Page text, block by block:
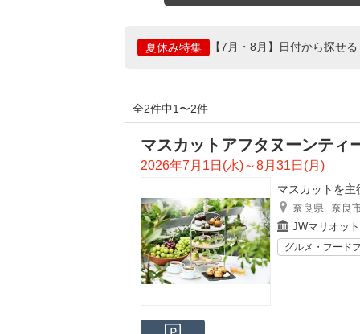
夏休み特集 【7月・8月】日付から探せ
全2件中1〜2件
マスカットアフタヌーンティ
2026年7月1日(水)～8月31日(月)
マスカットを
奈良県 奈良
JWマリオッ
グルメ・フード